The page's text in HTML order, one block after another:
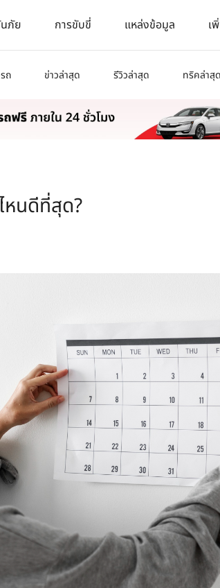
ภัย การขับขี่ แหล่งข้อมูล เ
ถ ข่าวล่าสุด รีวิวล่าสุด ทริคล่าสุ
หนดีที่สุด?